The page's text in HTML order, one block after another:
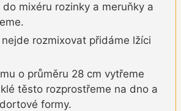
do mixéru rozinky a meruňky a
rozmixovat přidáme lžíci
o průměru 28 cm vytřeme
těsto rozprostřeme na dno a
formy.